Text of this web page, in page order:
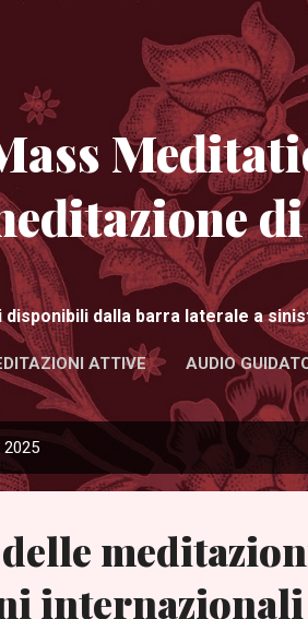
dalla barra laterale a
ATTIVE AUDIO